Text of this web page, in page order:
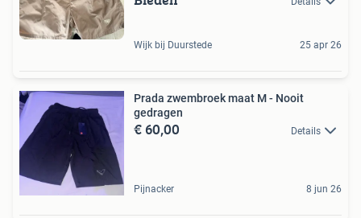
Wijk bij Duurstede 25 apr 26
Prada zwembroek maat M - Nooit
gedragen
€ 60,00 Details
Pijnacker 8 jun 26